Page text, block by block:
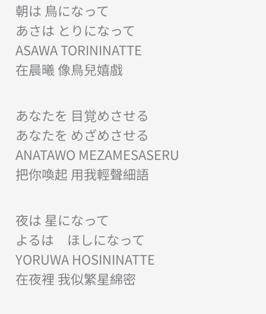
朝は 鳥になって
あさは とりになって
ASAWA TORININATTE
在晨曦 像鳥兒嬉戲
あなたを 目覚めさせる
あなたを めざめさせる
ANATAWO MEZAMESASERU
把你喚起 用我輕聲細語
夜は 星になって
よるは ほしになって
YORUWA HOSININATTE
在夜裡 我似繁星綿密